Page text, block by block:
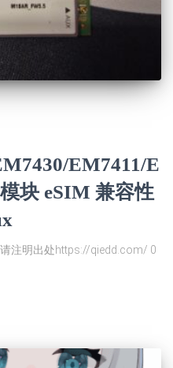
EM7411/E
块 eSIM 兼容性
注明出处https://qiedd.com/ 0